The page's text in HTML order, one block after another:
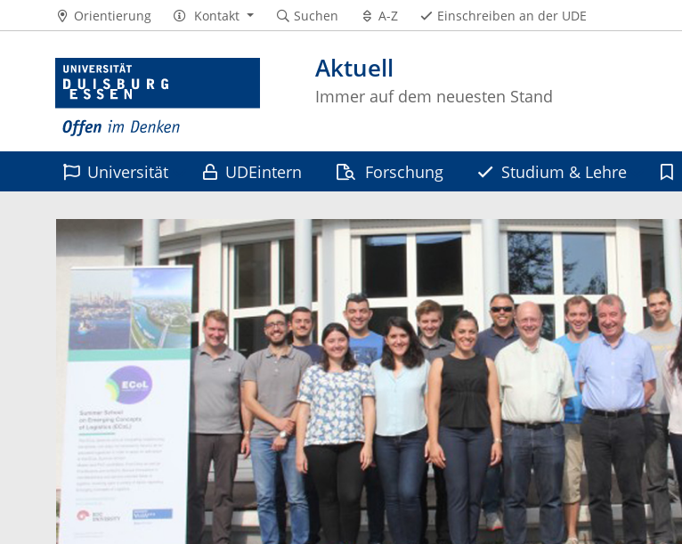
Aktuell
Immer auf dem neuesten Stand
Orientierung Kontakt Suchen A-Z Einschreiben an der UDE
Universität UDEintern Forschung Studium & Lehre